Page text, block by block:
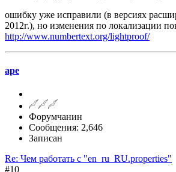
ошибку уже исправили (в версиях
2012г.), но изменения по локализации
http://www.numbertext.org/lightproof/
ape
Форумчанин
Сообщения: 2,646
Записан
Re: Чем работать с "en_ru_RU.properties"
#10